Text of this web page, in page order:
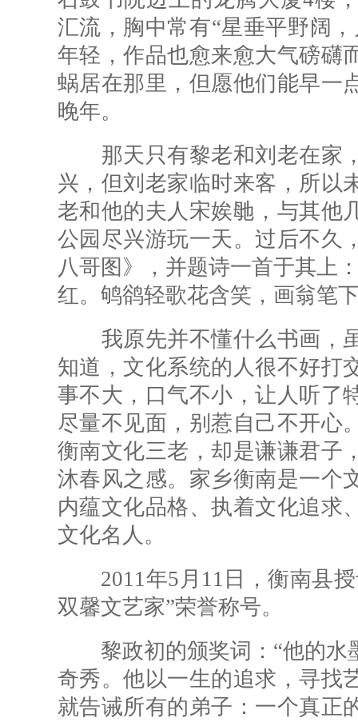
汇流，胸中常有“星垂平野阔
年轻，作品也愈来愈大气磅礴
蜗居在那里，但愿他们能早一
晚年。
那天只有黎老和刘老在家
兴，但刘老家临时来客，所以
老和他的夫人宋娭毑，与其他
公园尽兴游玩一天。过后不久
八哥图》，并题诗一首于其上
红。鸲鹆轻歌花含笑，画翁笔
我原先并不懂什么书画，
知道，文化系统的人很不好打
事不大，口气不小，让人听了
尽量不见面，别惹自己不开心
衡南文化三老，却是谦谦君子
沐春风之感。家乡衡南是一个
内蕴文化品格、执着文化追求
文化名人。
2011年5月11日，衡南县授
双馨文艺家”荣誉称号。
黎政初的颁奖词：“他的水
奇秀。他以一生的追求，寻找
就告诫所有的弟子：一个真正